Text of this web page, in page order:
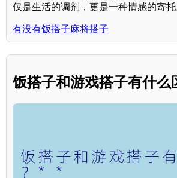
仅是生活的调剂，更是一种情感的寄托
有没有饭搭子麻将搭子
饭搭子和游戏搭子有什么